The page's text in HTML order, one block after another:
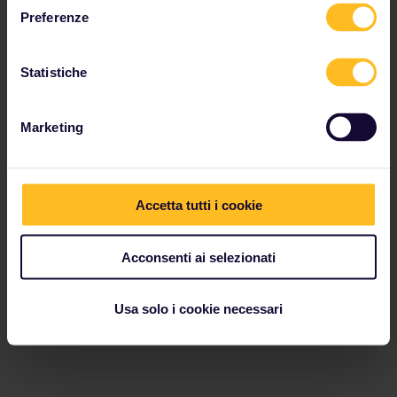
Preferenze
Statistiche
Marketing
Accetta tutti i cookie
Acconsenti ai selezionati
Usa solo i cookie necessari